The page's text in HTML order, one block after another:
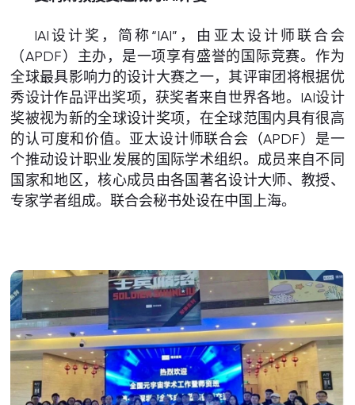
IAI设计奖，简称“IAI”，由亚太设计师联合会
（APDF）主办，是一项享有盛誉的国际竞赛。作为
全球最具影响力的设计大赛之一，其评审团将根据优
秀设计作品评出奖项，获奖者来自世界各地。IAI设计
奖被视为新的全球设计奖项，在全球范围内具有很高
的认可度和价值。亚太设计师联合会（APDF）是一
个推动设计职业发展的国际学术组织。成员来自不同
国家和地区，核心成员由各国著名设计大师、教授、
专家学者组成。联合会秘书处设在中国上海。